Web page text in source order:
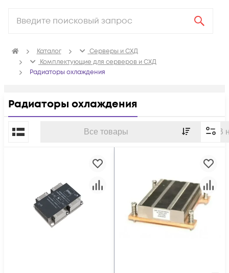
Каталог
Серверы и СХД
Комплектующие для серверов и СХД
Радиаторы охлаждения
Радиаторы охлаждения
Все товары В
По популярности